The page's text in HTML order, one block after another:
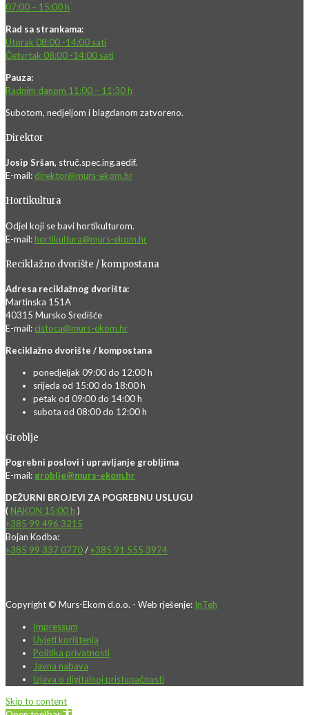
07:00 – 15:00 h
Rad sa strankama:
Utorak 08:00 -14:00 sati
Četvrtak 08:00 -14:00 sati
Pauza:
Radnim danom 11:00 – 11:30 h
Subotom, nedjeljom i blagdanom zatvoreno.
Direktor
Josip Sršan, struč.spec.ing.aedif.
E-mail: direktor@murs-ekom.hr
Hortikultura
Odjel koji se bavi hortikulturom.
E-mail: hortikultura@murs-ekom.hr
Reciklažno dvorište / kompostana
Adresa reciklažnog dvorišta:
Martinska 151A
40315 Mursko Središće
E-mail: cistoca@murs-ekom.hr
Reciklažno dvorište / kompostana
ponedjeljak 09:00 do 12:00 h
srijeda od 15:00 do 18:00 h
petak od 09:00 do 14:00 h
subota od 08:00 do 12:00 h
Groblje
Pogrebni poslovi i upravljanje grobljima
E-mail: groblje@murs-ekom.hr
DEŽURNI BROJEVI ZA POGREBNU USLUGU
( NAKON 15:00 h )
+385 99 496 3215
Bojan Kodba:
+385 99 337 0770/+385 91 555 3974
Copyright © Murs-Ekom d.o.o. - Web rješenje: InTeh
Impressum
Uvjeti korištenja
Politika privatnosti
Javna nabava
Izjava o digitalnoj pristupačnosti
Skip to content